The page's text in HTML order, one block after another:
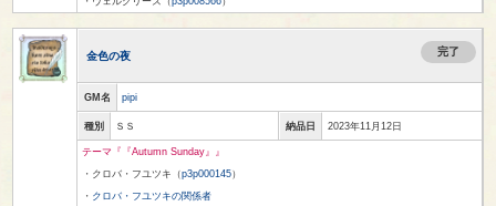
金色の夜 完了
GM名 pipi
種別 ＳＳ 納品日 2023年11月12日
テーマ『『Autumn Sunday』』
・クロバ・フユツキ（p3p000145）
・ クロバ・フユツキの関係者